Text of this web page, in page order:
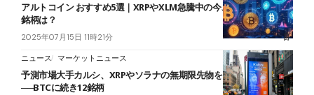
アルトコイン おすすめ5選｜XRPやXLM急騰中の今、億り人が狙える
銘柄は？
2025年07月15日 11時21分
ニュース マーケットニュース
予測市場大手カルシ、XRPやソラナの無期限先物をCFTCに届出
──BTCに続き12銘柄